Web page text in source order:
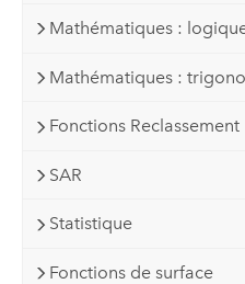
Mathématiques :
Mathématiques :
Fonctions Reclassement
SAR
Statistique
Fonctions de surface